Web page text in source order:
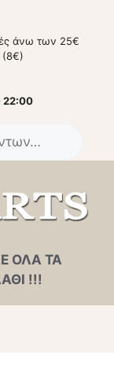
άνω των 25€
(8€)
22:00
ΟΛΑ ΤΑ
!!!